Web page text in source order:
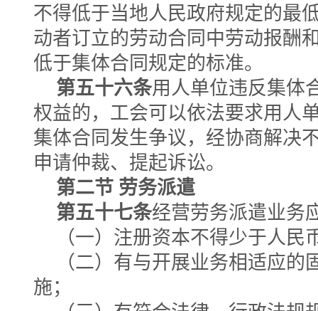
不得低于当地人民政府规定的最
动者订立的劳动合同中劳动报酬
低于集体合同规定的标准。
第五十六条用人单位违反集体
权益的，工会可以依法要求用人
集体合同发生争议，经协商解决
申请仲裁、提起诉讼。
第二节 劳务派遣
第五十七条经营劳务派遣业务
（一）注册资本不得少于人民
（二）有与开展业务相适应的
施；